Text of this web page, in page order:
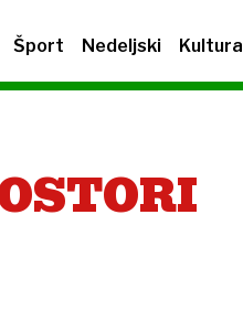
Šport Nedeljski Kultura